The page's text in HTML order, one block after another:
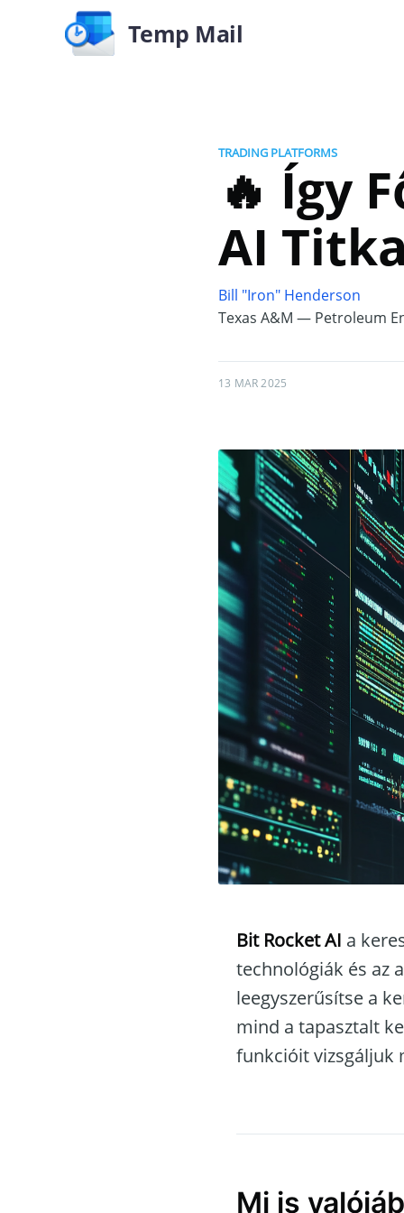
Temp Mail
TRADING PLATFORMS
🔥 Így
AI
Bill "Iron" Henderson
Texas A&M — Petroleum
13 MAR 2025
Bit Rocket AI a
technológiák és az
leegyszerűsítse a
mind a tapasztalt
funkcióit vizsgáljuk
Mi is